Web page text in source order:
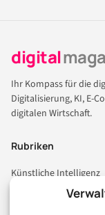
digital
Ihr Kompass für die
Digitalisierung, KI, E-
digitalen Wirtschaft.
Rubriken
Künstliche Intelligenz
Technologie & IT